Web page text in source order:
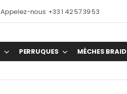
Appelez-nous: +33 1 42 57 39 53
PERRUQUES MÈCHES BRAID